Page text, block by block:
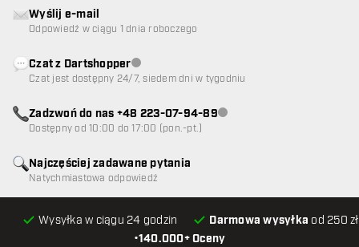
•140.000+ Oceny
Wysyłka w ciągu 24 godzin Darmowa wysyłka od 250
Najczęściej zadawane pytania
Natychmiastowa odpowiedź
Wyślij e-mail
Odpowiedź w ciągu 1 dnia roboczego
Czat z DartshopperObsługa klienta niedostępna
Czat jest dostępny 24/7, siedem dni w tygodniu
Zadzwoń do nas +48 223-07-94-89Obsługa klienta niedostępna
Dostępny od 10:00 do 17:00 (pon.-pt.)